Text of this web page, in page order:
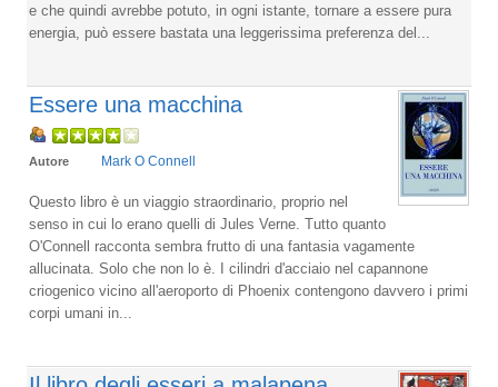
e che quindi avrebbe potuto, in ogni istante, tornare a essere pura
energia, può essere bastata una leggerissima preferenza del...
Essere una macchina
Autore Mark O Connell
Questo libro è un viaggio straordinario, proprio nel
senso in cui lo erano quelli di Jules Verne. Tutto quanto
O'Connell racconta sembra frutto di una fantasia vagamente
allucinata. Solo che non lo è. I cilindri d'acciaio nel capannone
criogenico vicino all'aeroporto di Phoenix contengono davvero i primi
corpi umani in...